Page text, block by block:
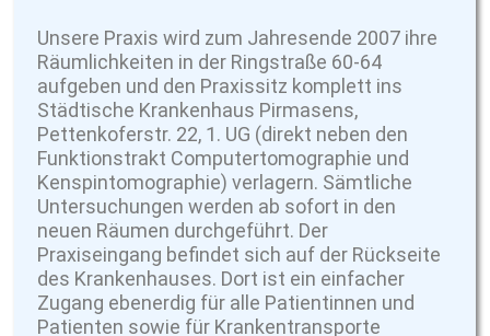
Unsere Praxis wird zum Jahresende 2007 ihre
Räumlichkeiten in der Ringstraße 60-64
aufgeben und den Praxissitz komplett ins
Städtische Krankenhaus Pirmasens,
Pettenkoferstr. 22, 1. UG (direkt neben den
Funktionstrakt Computertomographie und
Kenspintomographie) verlagern. Sämtliche
Untersuchungen werden ab sofort in den
neuen Räumen durchgeführt. Der
Praxiseingang befindet sich auf der Rückseite
des Krankenhauses. Dort ist ein einfacher
Zugang ebenerdig für alle Patientinnen und
Patienten sowie für Krankentransporte